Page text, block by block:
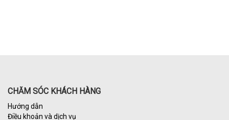
CHĂM SÓC KHÁCH HÀNG
Hướng dẫn
Điều khoản và dịch vụ